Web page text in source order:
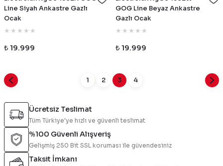
Line Siyah Ankastre Gazlı
Ocak
₺ 19.999
GOG Line Beyaz Ankastre
Gazlı Ocak
₺ 19.999
1 2 3 4
Ücretsiz Teslimat
Tüm Türkiye'ye hızlı ve güvenli teslimat
%100 Güvenli Alışveriş
Gelişmiş 250 Bit SSL koruması ile güvendesiniz
Taksit İmkanı